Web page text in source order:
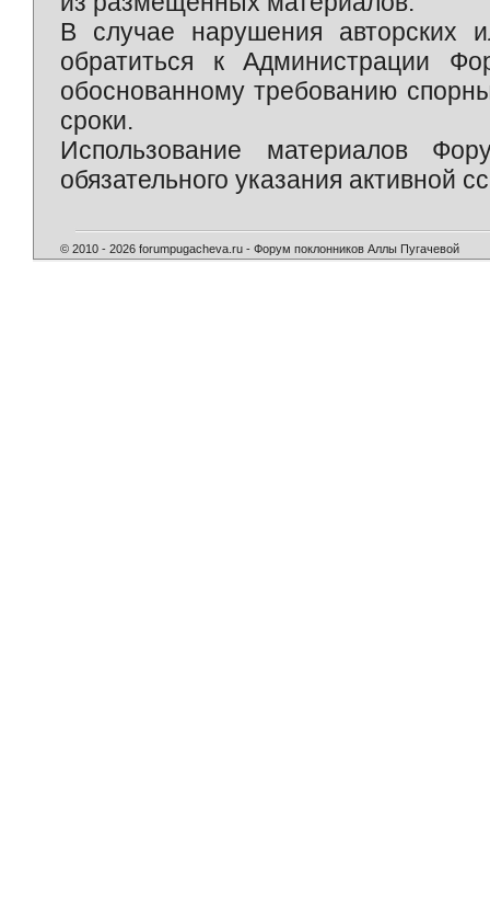
В случае нарушения авторских
обратиться к Администрации
обоснованному требованию
сроки.
Использование материалов
обязательного указания активной
© 2010 - 2026 forumpugacheva.ru - Форум поклонников Аллы Пугачевой